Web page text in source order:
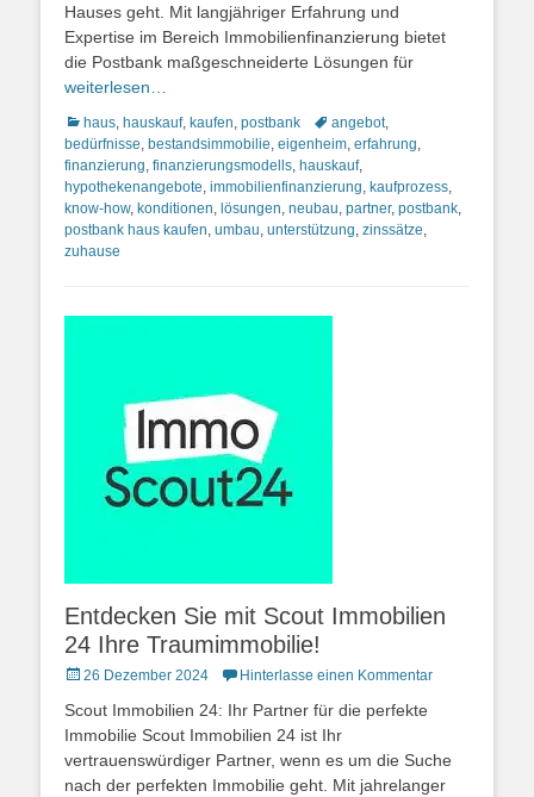
Hauses geht. Mit langjähriger Erfahrung und
Expertise im Bereich Immobilienfinanzierung bietet
die Postbank maßgeschneiderte Lösungen für
weiterlesen…
Kategorien
haus hauskauf, kaufen postbank Schlagworte
angebot,
bedürfnisse bestandsimmobilie eigenheim erfahrung
finanzierung finanzierungsmodells hauskauf,
hypothekenangebote immobilienfinanzierung kaufprozess
know-how, konditionen lösungen neubau partner, postbank
postbank haus kaufen umbau unterstützung zinssätze
zuhause
Entdecken Sie mit Scout Immobilien
24 Ihre Traumimmobilie!
Posted
26 Dezember 2024 Hinterlasse einen Kommentar
Scout Immobilien 24: Ihr Partner für die perfekte
Immobilie Scout Immobilien 24 ist Ihr
vertrauenswürdiger Partner, wenn es um die Suche
nach der perfekten Immobilie geht. Mit jahrelanger